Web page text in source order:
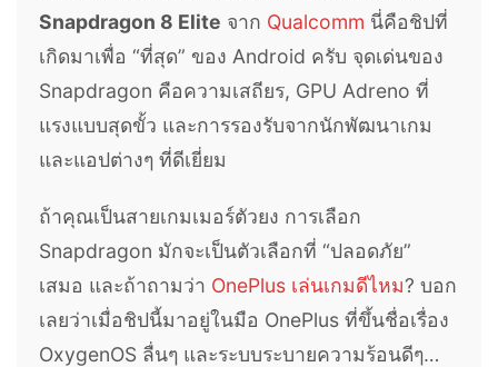
Snapdragon 8 Elite จาก Qualcomm นี่คือชิปที่
เกิดมาเพื่อ “ที่สุด” ของ Android ครับ จุดเด่นของ
Snapdragon คือความเสถียร, GPU Adreno ที่
แรงแบบสุดขั้ว และการรองรับจากนักพัฒนาเกม
และแอปต่างๆ ที่ดีเยี่ยม
ถ้าคุณเป็นสายเกมเมอร์ตัวยง การเลือก
Snapdragon มักจะเป็นตัวเลือกที่ “ปลอดภัย”
เสมอ และถ้าถามว่า OnePlus เล่นเกมดีไหม? บอก
เลยว่าเมื่อชิปนี้มาอยู่ในมือ OnePlus ที่ขึ้นชื่อเรื่อง
OxygenOS ลื่นๆ และระบบระบายความร้อนดีๆ…